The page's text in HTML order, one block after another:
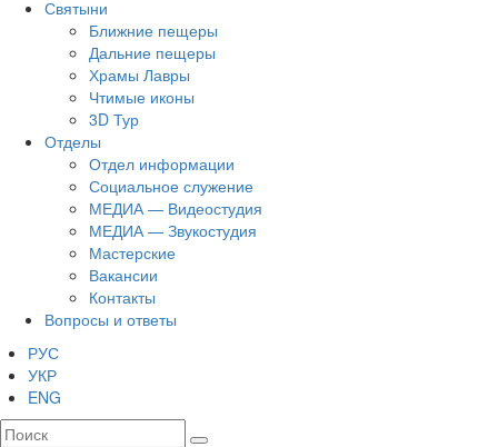
Святыни
Ближние пещеры
Дальние пещеры
Храмы Лавры
Чтимые иконы
3D Тур
Отделы
Отдел информации
Социальное служение
МЕДИА — Видеостудия
МЕДИА — Звукостудия
Мастерские
Вакансии
Контакты
Вопросы и ответы
РУС
УКР
ENG